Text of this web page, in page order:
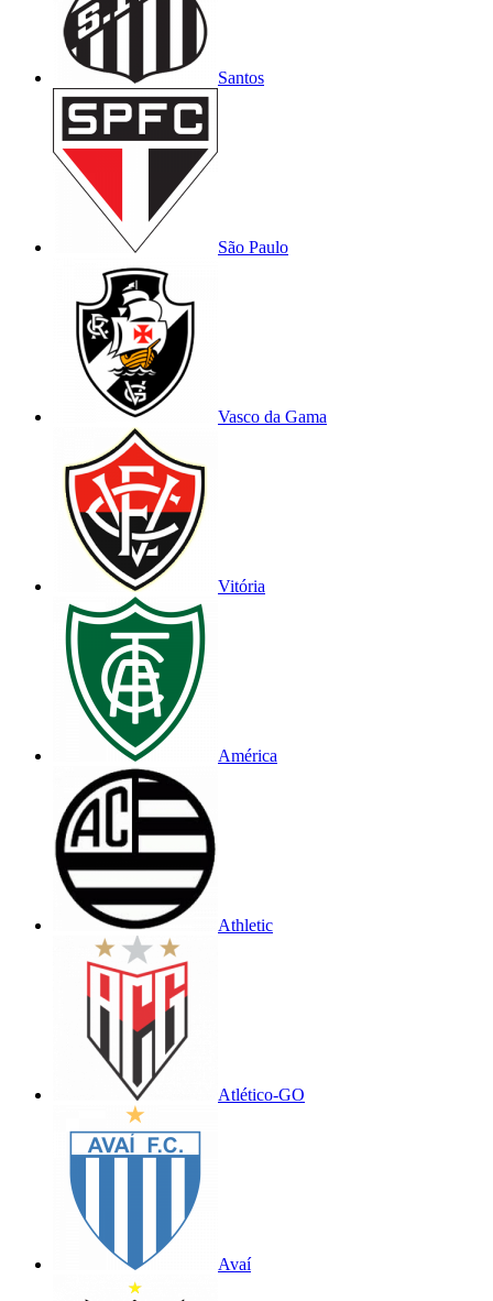
Santos
São Paulo
Vasco da Gama
Vitória
América
Athletic
Atlético-GO
Avaí